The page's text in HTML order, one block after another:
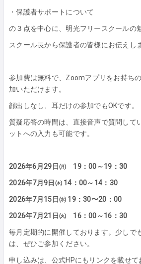
・保護者サポートについて
の３点を中心に、明光フリースクールの
スクール長から保護者の皆様にお伝えし
参加費は無料で、Zoomアプリをお持ち
加いただけます。
顔出しなし、耳だけの参加でもOKです。
質疑応答の時間は、直接音声で質問して
ットへの入力も可能です。
2026年6月29日㈪ 19：00～19：30
2026年7月9日㈭ 14：00～14：30
2026年7月15日㈬ 19：30〜20：00
2026年7月21日㈫ 16：00～16：30
毎月定期的に開催しております。少しで
は、ぜひご参加ください。
申し込みは、公式HPにもリンクを載せて